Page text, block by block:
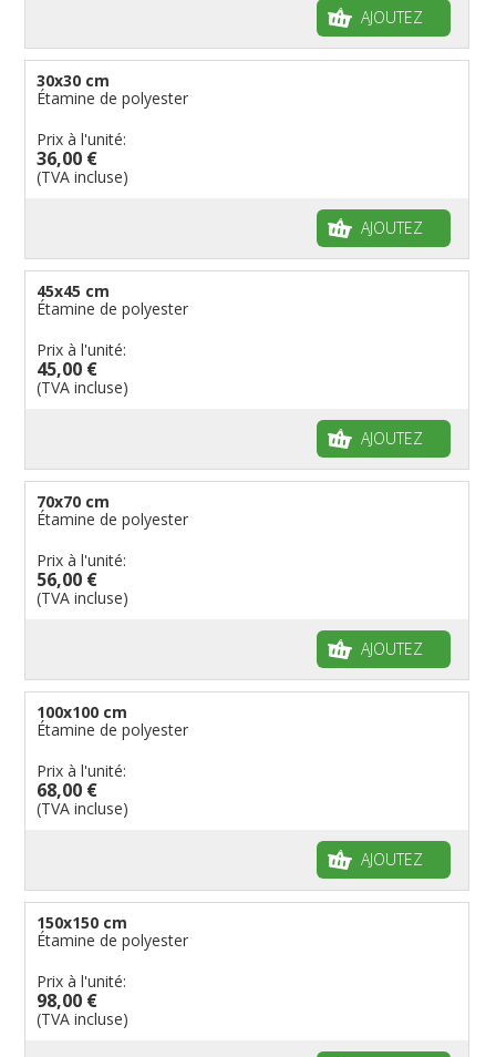
AJOUTEZ
30x30 cm
Étamine de polyester
Prix à l'unité:
36,00 €
(TVA incluse)
AJOUTEZ
45x45 cm
Étamine de polyester
Prix à l'unité:
45,00 €
(TVA incluse)
AJOUTEZ
70x70 cm
Étamine de polyester
Prix à l'unité:
56,00 €
(TVA incluse)
AJOUTEZ
100x100 cm
Étamine de polyester
Prix à l'unité:
68,00 €
(TVA incluse)
AJOUTEZ
150x150 cm
Étamine de polyester
Prix à l'unité:
98,00 €
(TVA incluse)